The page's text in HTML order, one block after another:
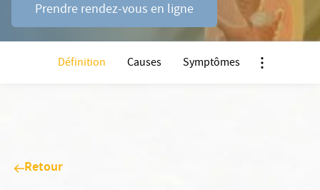
Prendre rendez-vous en ligne
Définition Causes Symptômes
Retour